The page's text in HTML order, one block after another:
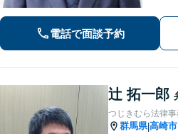
決実
感に
電話で面談予約
辻 拓一郎
つじきむら法律
群馬県|高崎市